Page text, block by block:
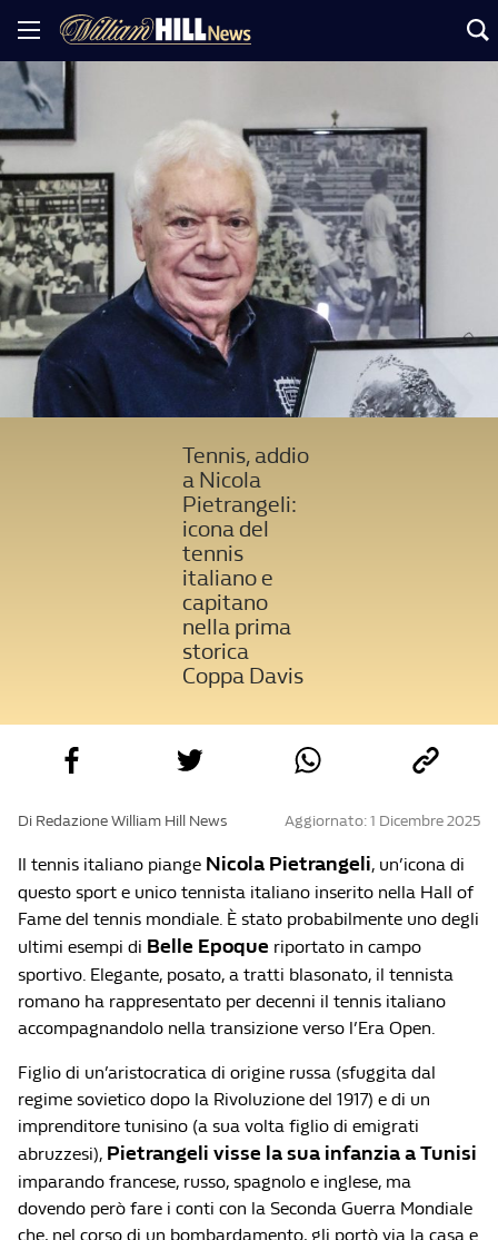
Tennis, addio
a Nicola
Pietrangeli:
icona del
tennis
italiano e
capitano
nella prima
storica
Coppa Davis
Di Redazione William Hill News Aggiornato: 1 Dicembre 2025
Il tennis italiano piange Nicola Pietrangeli, un’icona di
questo sport e unico tennista italiano inserito nella Hall of
Fame del tennis mondiale. È stato probabilmente uno degli
ultimi esempi di Belle Epoque riportato in campo
sportivo. Elegante, posato, a tratti blasonato, il tennista
romano ha rappresentato per decenni il tennis italiano
accompagnandolo nella transizione verso l’Era Open.
Figlio di un’aristocratica di origine russa (sfuggita dal
regime sovietico dopo la Rivoluzione del 1917) e di un
imprenditore tunisino (a sua volta figlio di emigrati
abruzzesi), Pietrangeli visse la sua infanzia a Tunisi
imparando francese, russo, spagnolo e inglese, ma
dovendo però fare i conti con la Seconda Guerra Mondiale
che, nel corso di un bombardamento, gli portò via la casa e